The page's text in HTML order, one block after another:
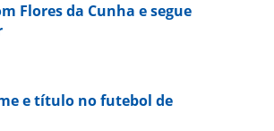
Flores da Cunha e segue
e título no futebol de